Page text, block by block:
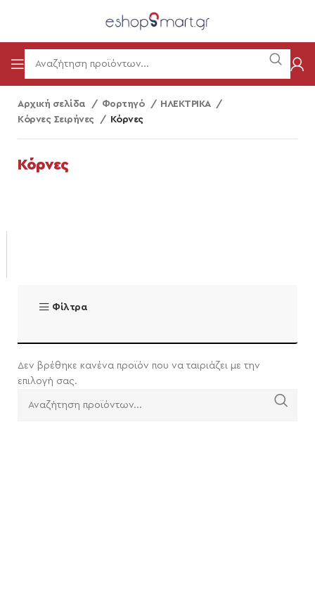
Αρχική σελίδα Φορτηγό
ΗΛΕΚΤΡΙΚΑ
Κόρνες Σειρήνες
Κόρνες
Κόρνες
Φίλτρα
Δεν βρέθηκε κανένα προϊόν που να ταιριάζει με την
επιλογή σας.